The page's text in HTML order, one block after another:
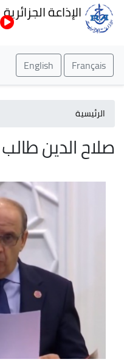
الإذاعة الجزائرية
Français
English
الرئيسية
صلاح الدين طالب